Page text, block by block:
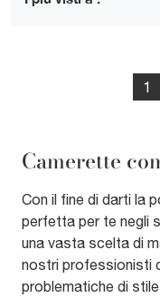
1
Camerette
Con il fine di darti la
perfetta per te negli
una vasta scelta di
nostri professionisti
problematiche di